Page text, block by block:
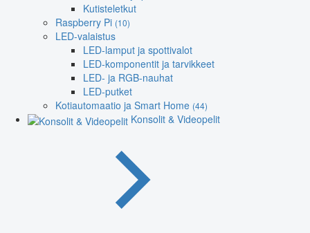
Kutisteletkut
Raspberry Pi (10)
LED-valaistus
LED-lamput ja spottivalot
LED-komponentit ja tarvikkeet
LED- ja RGB-nauhat
LED-putket
Kotiautomaatio ja Smart Home (44)
Konsolit & Videopelit